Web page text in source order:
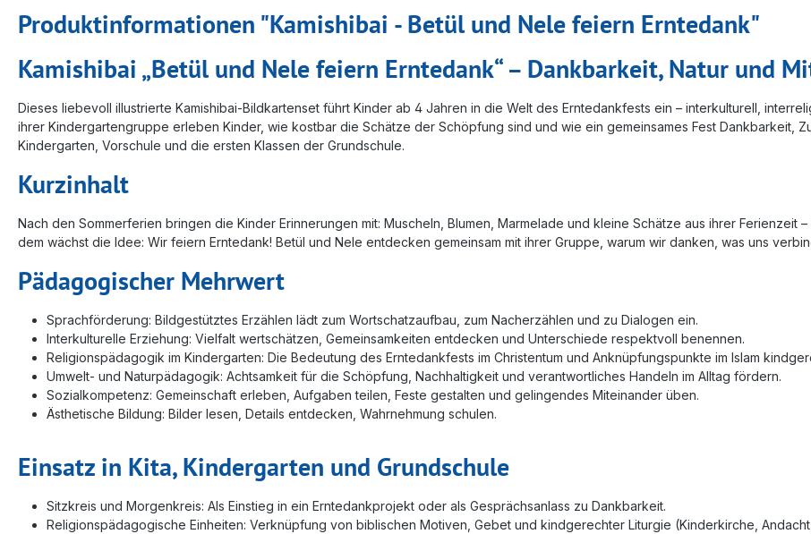
Produktinformationen "Kamishibai - Betül und Nele feiern Erntedank"
Kamishibai „Betül und Nele feiern Erntedank“ – Dankbarkeit, Natur und
Dieses liebevoll illustrierte Kamishibai-Bildkartenset führt Kinder ab 4 Jahren in die Welt des Erntedankfests ein – interkulturell,
ihrer Kindergartengruppe erleben Kinder, wie kostbar die Schätze der Schöpfung sind und wie ein gemeinsames Fest Dankbarkeit,
Kindergarten, Vorschule und die ersten Klassen der Grundschule.
Kurzinhalt
Nach den Sommerferien bringen die Kinder Erinnerungen mit: Muscheln, Blumen, Marmelade und kleine Schätze aus ihrer Ferienzeit
dem wächst die Idee: Wir feiern Erntedank! Betül und Nele entdecken gemeinsam mit ihrer Gruppe, warum wir danken, was uns
Pädagogischer Mehrwert
Sprachförderung: Bildgestütztes Erzählen lädt zum Wortschatzaufbau, zum Nacherzählen und zu Dialogen ein.
Interkulturelle Erziehung: Vielfalt wertschätzen, Gemeinsamkeiten entdecken und Unterschiede respektvoll benennen.
Religionspädagogik im Kindergarten: Die Bedeutung des Erntedankfests im Christentum und Anknüpfungspunkte im Islam
Umwelt- und Naturpädagogik: Achtsamkeit für die Schöpfung, Nachhaltigkeit und verantwortliches Handeln im Alltag fördern.
Sozialkompetenz: Gemeinschaft erleben, Aufgaben teilen, Feste gestalten und gelingendes Miteinander üben.
Ästhetische Bildung: Bilder lesen, Details entdecken, Wahrnehmung schulen.
Einsatz in Kita, Kindergarten und Grundschule
Sitzkreis und Morgenkreis: Als Einstieg in ein Erntedankprojekt oder als Gesprächsanlass zu Dankbarkeit.
Religionspädagogische Einheiten: Verknüpfung von biblischen Motiven, Gebet und kindgerechter Liturgie (Kinderkirche,